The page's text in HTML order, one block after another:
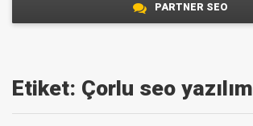
PARTNER SEO
Etiket: Çorlu‎ seo yazılım